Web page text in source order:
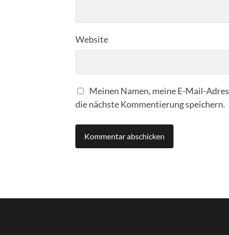
Website
Meinen Namen, meine E-Mail-
die nächste Kommentierung speichern.